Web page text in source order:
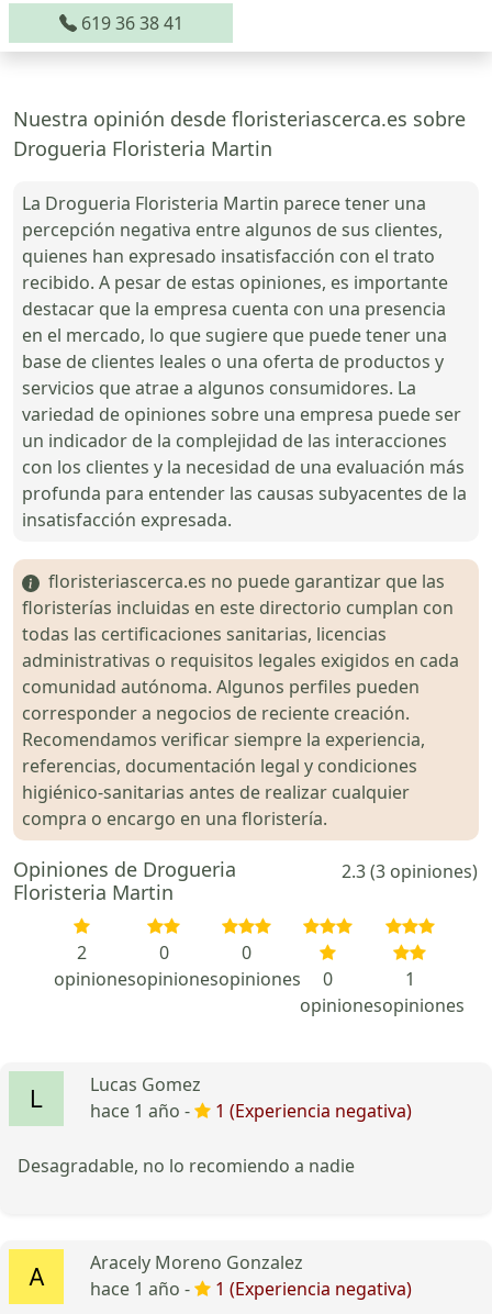
619 36 38 41
Nuestra opinión desde floristeriascerca.es sobre
Drogueria Floristeria Martin
La Drogueria Floristeria Martin parece tener una
percepción negativa entre algunos de sus clientes,
quienes han expresado insatisfacción con el trato
recibido. A pesar de estas opiniones, es importante
destacar que la empresa cuenta con una presencia
en el mercado, lo que sugiere que puede tener una
base de clientes leales o una oferta de productos y
servicios que atrae a algunos consumidores. La
variedad de opiniones sobre una empresa puede ser
un indicador de la complejidad de las interacciones
con los clientes y la necesidad de una evaluación más
profunda para entender las causas subyacentes de la
insatisfacción expresada.
floristeriascerca.es no puede garantizar que las
floristerías incluidas en este directorio cumplan con
todas las certificaciones sanitarias, licencias
administrativas o requisitos legales exigidos en cada
comunidad autónoma. Algunos perfiles pueden
corresponder a negocios de reciente creación.
Recomendamos verificar siempre la experiencia,
referencias, documentación legal y condiciones
higiénico-sanitarias antes de realizar cualquier
compra o encargo en una floristería.
Opiniones de Drogueria
Floristeria Martin
2.3 (3 opiniones)
2
opiniones
0
opiniones
0
opiniones
0
opiniones
1
opiniones
Lucas Gomez
hace 1 año -
1 (Experiencia negativa)
Desagradable, no lo recomiendo a nadie
Aracely Moreno Gonzalez
hace 1 año -
1 (Experiencia negativa)